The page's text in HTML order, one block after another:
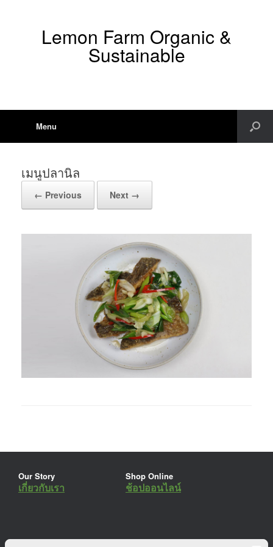
Lemon Farm Organic &
Sustainable
Menu
เมนูปลานิล
← Previous Next →
Our Story
เกี่ยวกับเรา
Shop Online
ช้อปออนไลน์